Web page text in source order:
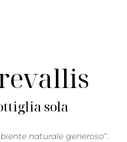
sola
naturale generoso“.